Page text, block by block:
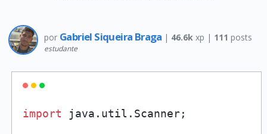
por Gabriel Siqueira Braga | 46.6k xp | 111 posts
estudante
import java.util.Scanner;